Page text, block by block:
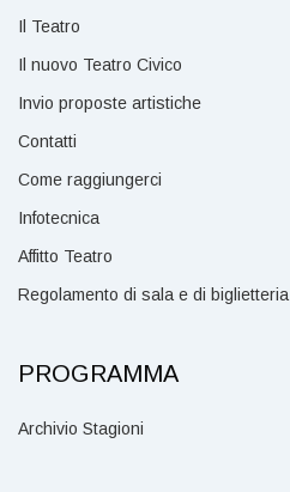
Il Teatro
Il nuovo Teatro Civico
Invio proposte artistiche
Contatti
Come raggiungerci
Infotecnica
Affitto Teatro
Regolamento di sala e di biglietteria
PROGRAMMA
Archivio Stagioni